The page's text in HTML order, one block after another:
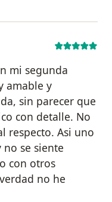
mi segunda
amable y
sin parecer que
con detalle. No
respecto. Asi uno
se siente
con otros
no he